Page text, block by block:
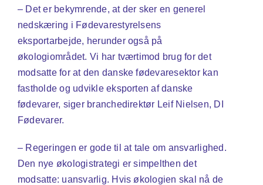
– Det er bekymrende, at der sker en generel
nedskæring i Fødevarestyrelsens
eksportarbejde, herunder også på
økologiområdet. Vi har tværtimod brug for det
modsatte for at den danske fødevaresektor kan
fastholde og udvikle eksporten af danske
fødevarer, siger branchedirektør Leif Nielsen, DI
Fødevarer.
– Regeringen er gode til at tale om ansvarlighed.
Den nye økologistrategi er simpelthen det
modsatte: uansvarlig. Hvis økologien skal nå de